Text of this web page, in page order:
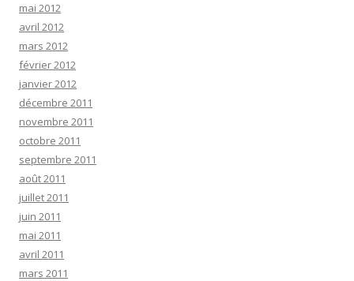
mai 2012
avril 2012
mars 2012
février 2012
janvier 2012
décembre 2011
novembre 2011
octobre 2011
septembre 2011
août 2011
juillet 2011
juin 2011
mai 2011
avril 2011
mars 2011